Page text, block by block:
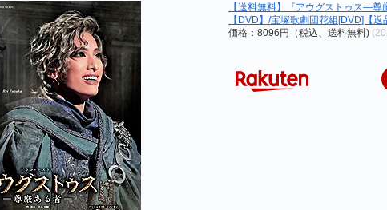
【送料無料】『アウグストゥス—尊
【DVD】/宝塚歌劇団花組[DVD]【返
価格：8096円（税込、送料無料)